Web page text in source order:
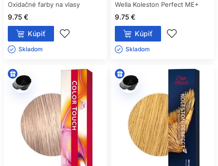
Oxidačné farby na vlasy
9.75 €
Kúpiť
Skladom ㅤ
Wella Koleston Perfect ME+
9.75 €
Kúpiť
Skladom ㅤ